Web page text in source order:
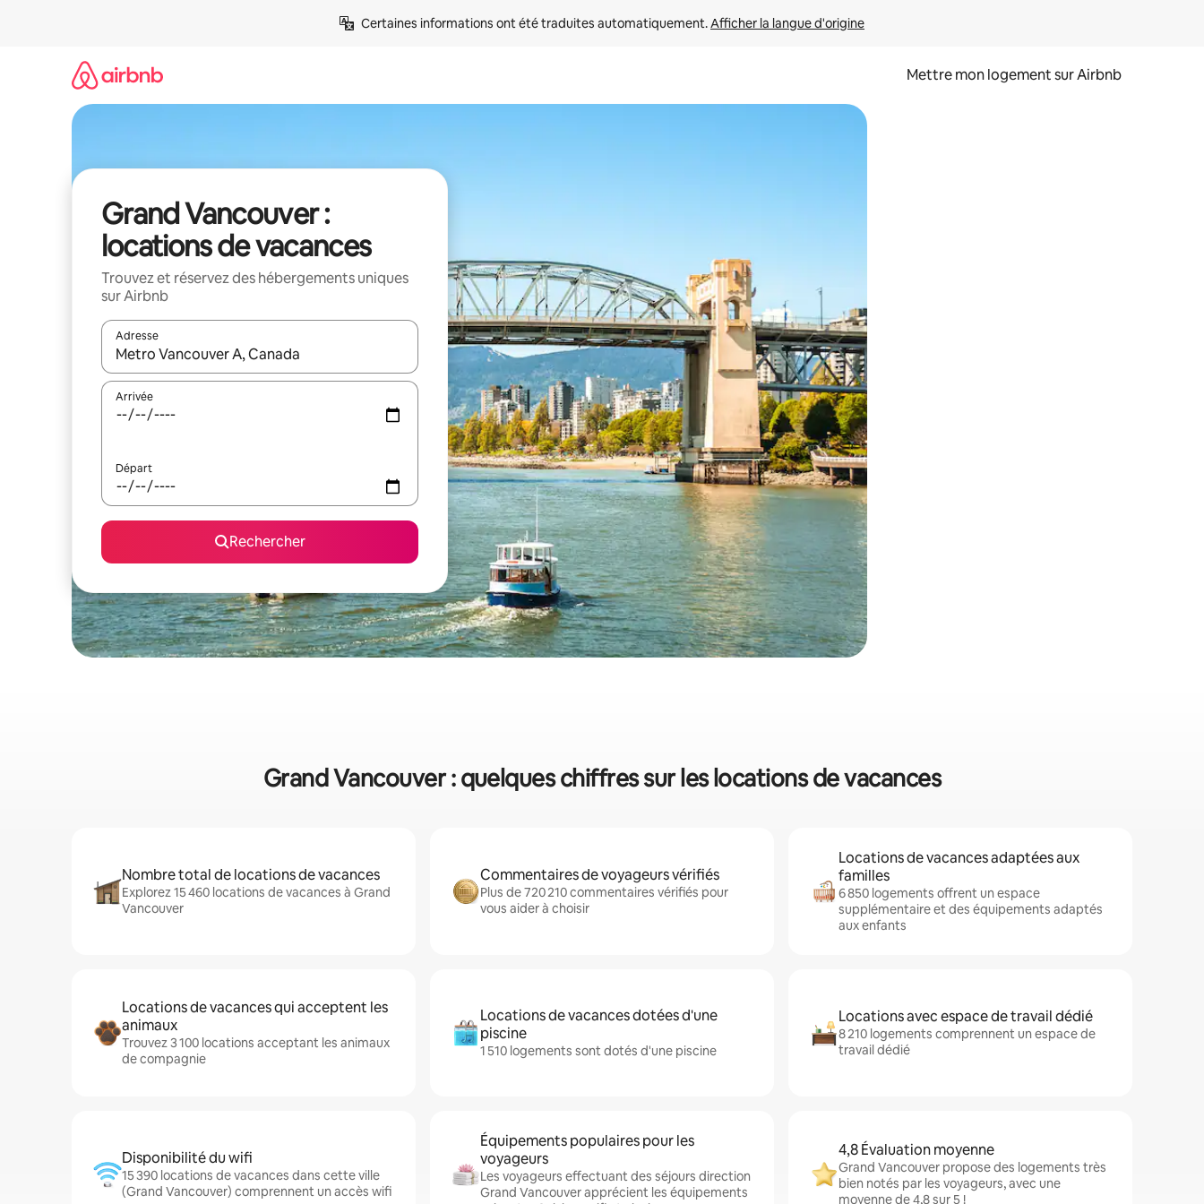
Certaines informations ont été traduites automatiquement. Afficher la langue d'origine
Mettre mon logement sur Airbnb
Grand Vancouver :
locations de vacances
Trouvez et réservez des hébergements uniques
sur Airbnb
Adresse
Lorsque les résultats s'affichent, utilisez les flèches vers le haut et vers le bas pour les parcourir ou en appuyant et en faisant glisser.
Arrivée
Départ
Rechercher
Grand Vancouver : quelques chiffres sur les locations de vacances
Nombre total de locations de vacances
Explorez 15 460 locations de vacances à Grand
Vancouver
Commentaires de voyageurs vérifiés
Plus de 720 210 commentaires vérifiés pour
vous aider à choisir
Locations de vacances adaptées aux
familles
6 850 logements offrent un espace
supplémentaire et des équipements adaptés
aux enfants
Locations de vacances qui acceptent les
animaux
Trouvez 3 100 locations acceptant les animaux
de compagnie
Locations de vacances dotées d'une
piscine
1 510 logements sont dotés d'une piscine
Locations avec espace de travail dédié
8 210 logements comprennent un espace de
travail dédié
Disponibilité du wifi
15 390 locations de vacances dans cette ville
(Grand Vancouver) comprennent un accès wifi
Équipements populaires pour les
voyageurs
Les voyageurs effectuant des séjours direction
Grand Vancouver apprécient les équipements
4,8 Évaluation moyenne
Grand Vancouver propose des logements très
bien notés par les voyageurs, avec une
moyenne de 4,8 sur 5 !